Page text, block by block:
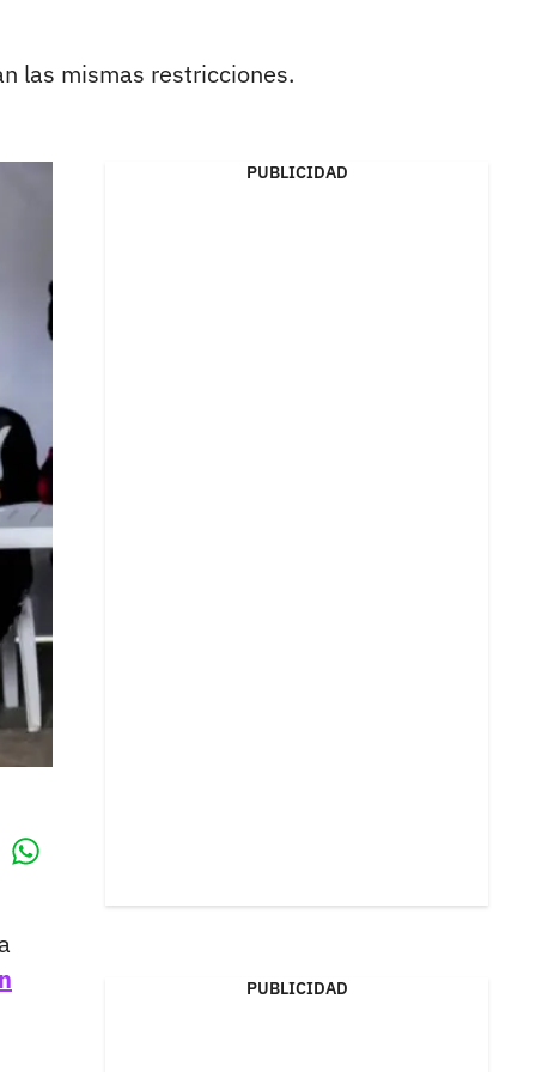
las mismas restricciones.
PUBLICIDAD
PUBLICIDAD